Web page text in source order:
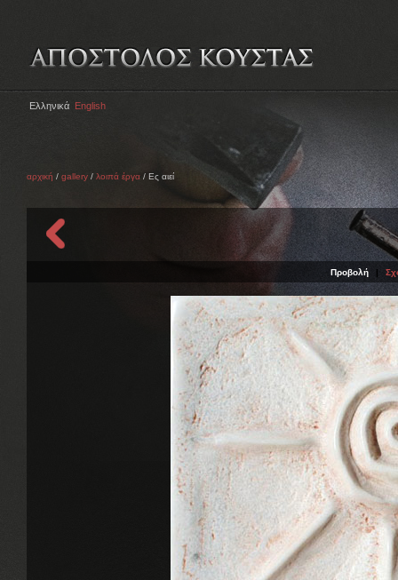
Ελληνικά English
αρχική / gallery / λοιπά έργα / Ες αιεί
Προβολή |